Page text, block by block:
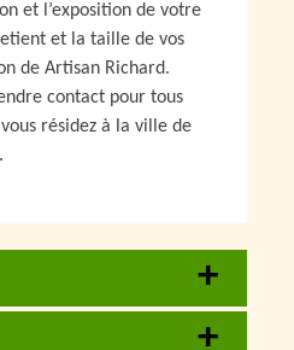
et l’exposition de votre
et la taille de vos
de Artisan Richard.
contact pour tous
résidez à la ville de